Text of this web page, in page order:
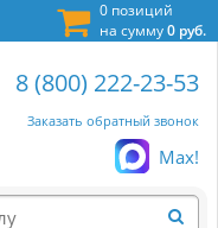
0 позиций
на сумму0 руб.
8 (800) 222-23-53
Заказать обратный звонок
Max!